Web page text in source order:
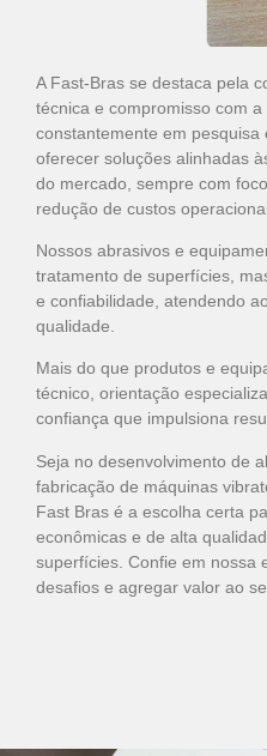
A Fast-Bras se destaca pela
técnica e compromisso com
constantemente em pesquisa
oferecer soluções alinhadas
do mercado, sempre com
redução de custos
Nossos abrasivos e
tratamento de superfícies,
e confiabilidade, atendendo
qualidade.
Mais do que produtos e
técnico, orientação
confiança que impulsiona
Seja no desenvolvimento de
fabricação de máquinas
Fast Bras é a escolha certa
econômicas e de alta
superfícies. Confie em nossa
desafios e agregar valor ao